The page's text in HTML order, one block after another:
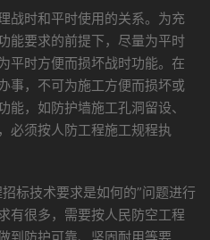
战时和平时使用的关系。为充
能要求的前提下，尽量为平时
平时方便而损坏战时功能。在
事，不可为施工方便而损坏或
能，如防护墙施工孔洞留设、
必须按人防工程施工规程执
标技术要求是如何的”问题进行
有很多，需要按人民防空工程